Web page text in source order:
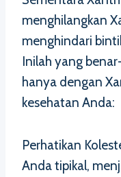
menghilangkan
menghindari
Inilah yang
hanya dengan
kesehatan Anda:
Perhatikan
Anda tipikal,